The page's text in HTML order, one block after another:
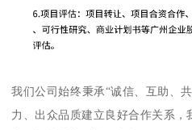
我们公司始终秉承“诚信、互助、
力、出众品质建立良好合作关系